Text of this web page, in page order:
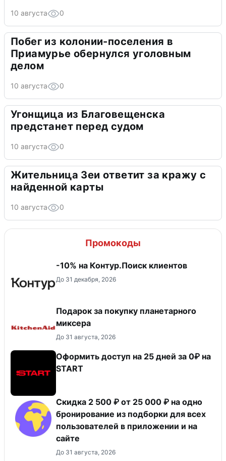
10 августа 0
Побег из колонии-поселения в
Приамурье обернулся уголовным
делом
10 августа 0
Угонщица из Благовещенска
предстанет перед судом
10 августа 0
Жительница Зеи ответит за кражу с
найденной карты
10 августа 0
Промокоды
-10% на Контур.Поиск клиентов
До 31 декабря, 2026
Подарок за покупку планетарного
миксера
До 31 августа, 2026
Оформить доступ на 25 дней за 0₽ на
START
Скидка 2 500 ₽ от 25 000 ₽ на одно
бронирование из подборки для всех
пользователей в приложении и на
сайте
До 31 августа, 2026